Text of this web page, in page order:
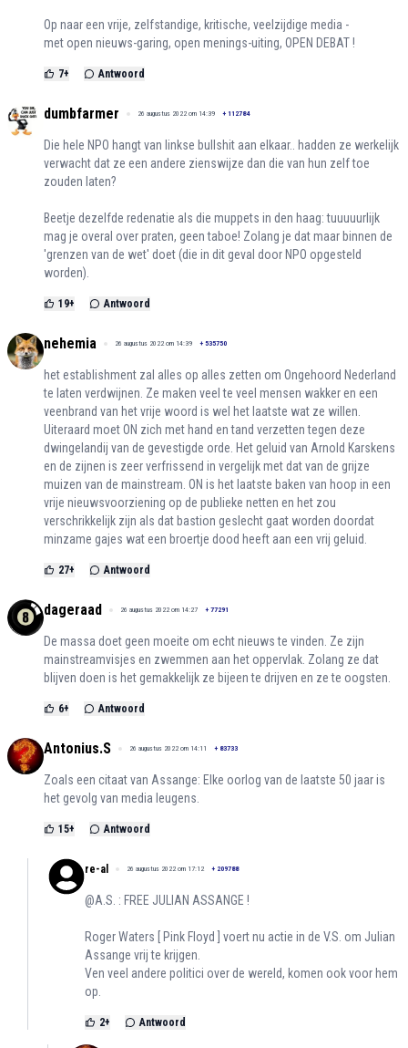
Op naar een vrije, zelfstandige, kritische, veelzijdige media -
met open nieuws-garing, open menings-uiting, OPEN DEBAT !
7+ Antwoord
dumbfarmer 26 augustus 2022 om 14:39 + 112784
Die hele NPO hangt van linkse bullshit aan elkaar.. hadden ze werkelijk
verwacht dat ze een andere zienswijze dan die van hun zelf toe
zouden laten?
Beetje dezelfde redenatie als die muppets in den haag: tuuuuurlijk
mag je overal over praten, geen taboe! Zolang je dat maar binnen de
'grenzen van de wet' doet (die in dit geval door NPO opgesteld
worden).
19+ Antwoord
nehemia 26 augustus 2022 om 14:39 + 535750
het establishment zal alles op alles zetten om Ongehoord Nederland
te laten verdwijnen. Ze maken veel te veel mensen wakker en een
veenbrand van het vrije woord is wel het laatste wat ze willen.
Uiteraard moet ON zich met hand en tand verzetten tegen deze
dwingelandij van de gevestigde orde. Het geluid van Arnold Karskens
en de zijnen is zeer verfrissend in vergelijk met dat van de grijze
muizen van de mainstream. ON is het laatste baken van hoop in een
vrije nieuwsvoorziening op de publieke netten en het zou
verschrikkelijk zijn als dat bastion geslecht gaat worden doordat
minzame gajes wat een broertje dood heeft aan een vrij geluid.
27+ Antwoord
dageraad 26 augustus 2022 om 14:27 + 77291
De massa doet geen moeite om echt nieuws te vinden. Ze zijn
mainstreamvisjes en zwemmen aan het oppervlak. Zolang ze dat
blijven doen is het gemakkelijk ze bijeen te drijven en ze te oogsten.
6+ Antwoord
Antonius.S 26 augustus 2022 om 14:11 + 83733
Zoals een citaat van Assange: Elke oorlog van de laatste 50 jaar is
het gevolg van media leugens.
15+ Antwoord
re-al 26 augustus 2022 om 17:12 + 209788
@A.S. : FREE JULIAN ASSANGE !
Roger Waters [ Pink Floyd ] voert nu actie in de V.S. om Julian
Assange vrij te krijgen.
Ven veel andere politici over de wereld, komen ook voor hem
op.
2+ Antwoord